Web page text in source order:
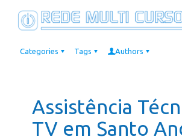
Categories Tags Authors
Assistência
TV em Santo